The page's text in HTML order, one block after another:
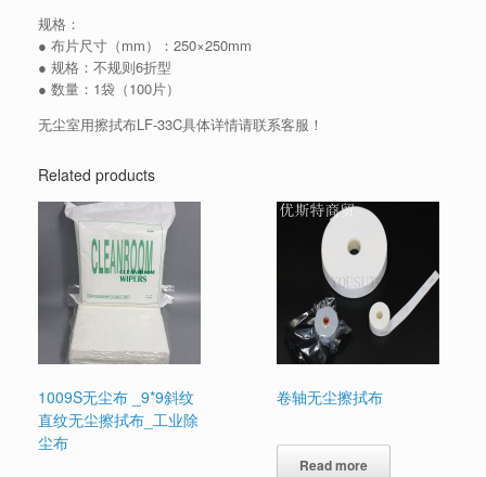
规格：
● 布片尺寸（mm）：250×250mm
● 规格：不规则6折型
● 数量：1袋（100片）
无尘室用擦拭布LF-33C具体详情请联系客服！
Related products
1009S无尘布 _9*9斜纹
直纹无尘擦拭布_工业除
尘布
卷轴无尘擦拭布
Read more